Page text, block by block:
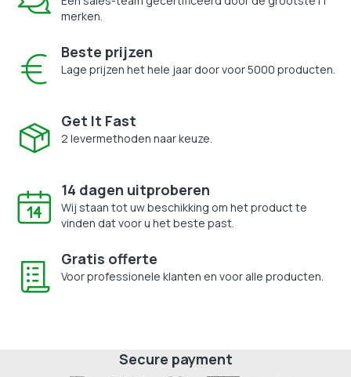
merken.
Beste prijzen
Lage prijzen het hele jaar door voor 5000 producten.
Get It Fast
2 levermethoden naar keuze.
14 dagen uitproberen
Wij staan tot uw beschikking om het product te
vinden dat voor u het beste past.
Gratis offerte
Voor professionele klanten en voor alle producten.
Secure payment